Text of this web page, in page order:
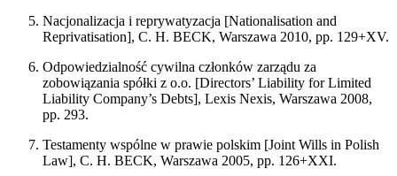
Nacjonalizacja i reprywatyzacja [Nationalisation and
Reprivatisation], C. H. BECK, Warszawa 2010, pp. 129+XV.
Odpowiedzialność cywilna członków zarządu za
zobowiązania spółki z o.o. [Directors’ Liability for Limited
Liability Company’s Debts], Lexis Nexis, Warszawa 2008,
pp. 293.
Testamenty wspólne w prawie polskim [Joint Wills in Polish
Law], C. H. BECK, Warszawa 2005, pp. 126+XXI.